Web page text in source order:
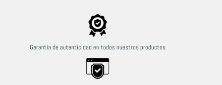
Garantía de autenticidad en todos nuestros productos